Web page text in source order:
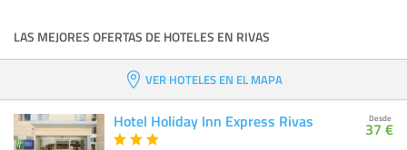
LAS MEJORES OFERTAS DE HOTELES EN RIVAS
VER HOTELES EN EL MAPA
Hotel Holiday Inn Express Rivas Desde
37 €